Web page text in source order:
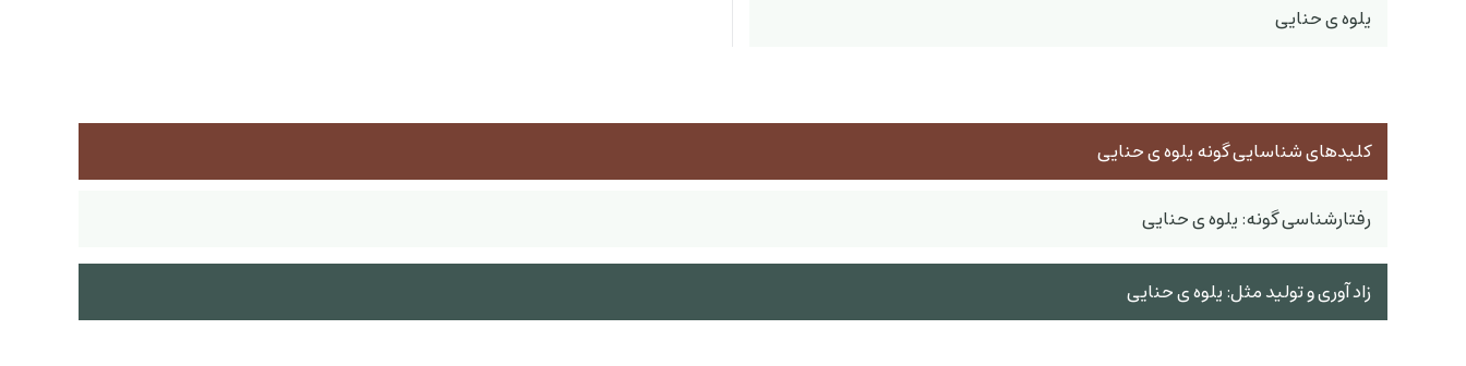
یلوه ی حنایی
کلیدهای شناسایی گونه یلوه ی حنایی
رفتارشناسی گونه: یلوه ی حنایی
زاد آوری و تولید مثل: یلوه ی حنایی